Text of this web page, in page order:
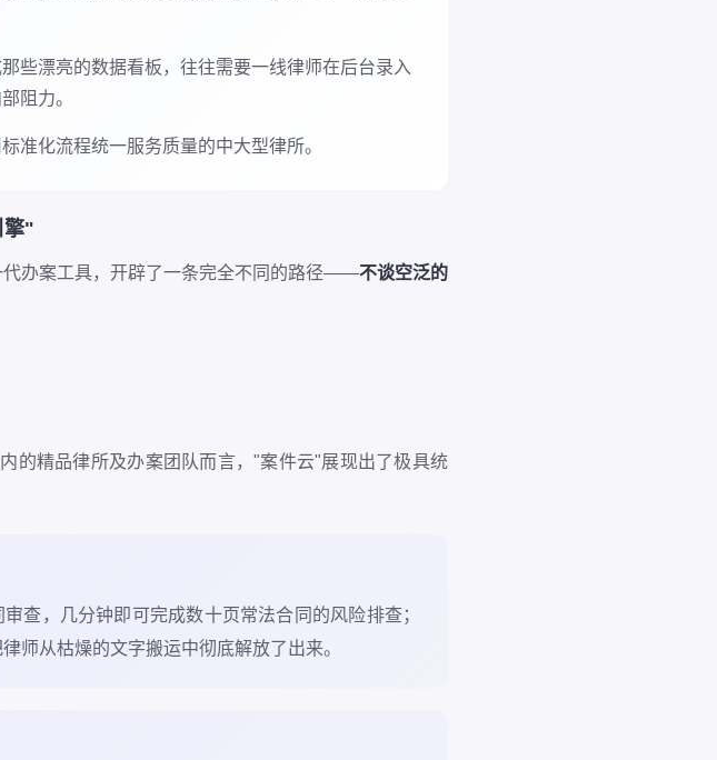
些漂亮的数据看板，往往需要一线律师在后台录入
阻力。
准化流程统一服务质量的中大型律所。
擎"
代办案工具，开辟了一条完全不同的路径——不谈空泛的
的精品律所及办案团队而言，"案件云"展现出了极具统
查，几分钟即可完成数十页常法合同的风险排查；
师从枯燥的文字搬运中彻底解放了出来。